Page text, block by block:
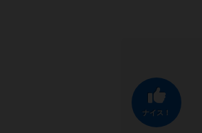
ナイス！